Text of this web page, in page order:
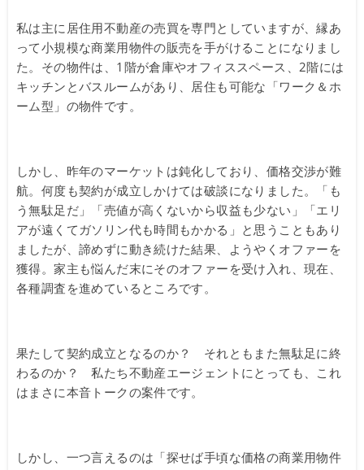
私は主に居住用不動産の売買を専門としていますが、縁あ
って小規模な商業用物件の販売を手がけることになりまし
た。その物件は、1階が倉庫やオフィススペース、2階には
キッチンとバスルームがあり、居住も可能な「ワーク＆ホ
ーム型」の物件です。
しかし、昨年のマーケットは鈍化しており、価格交渉が難
航。何度も契約が成立しかけては破談になりました。「も
う無駄足だ」「売値が高くないから収益も少ない」「エリ
アが遠くてガソリン代も時間もかかる」と思うこともあり
ましたが、諦めずに動き続けた結果、ようやくオファーを
獲得。家主も悩んだ末にそのオファーを受け入れ、現在、
各種調査を進めているところです。
果たして契約成立となるのか？ それともまた無駄足に終
わるのか？ 私たち不動産エージェントにとっても、これ
はまさに本音トークの案件です。
しかし、一つ言えるのは「探せば手頃な価格の商業用物件